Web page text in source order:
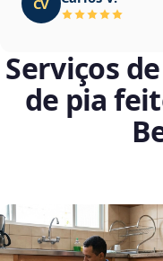
Serviços
de pia